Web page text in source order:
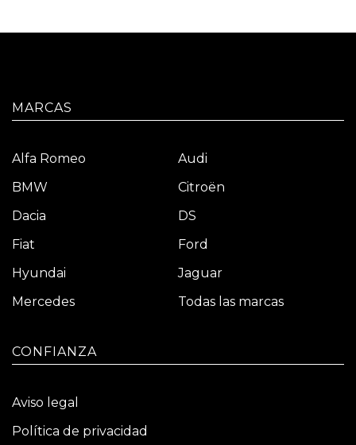
MARCAS
Alfa Romeo
Audi
BMW
Citroën
Dacia
DS
Fiat
Ford
Hyundai
Jaguar
Mercedes
Todas las marcas
CONFIANZA
Aviso legal
Política de privacidad